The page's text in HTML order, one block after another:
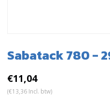
Sabatack 780 -
€11,04
(€13,36 Incl. btw)